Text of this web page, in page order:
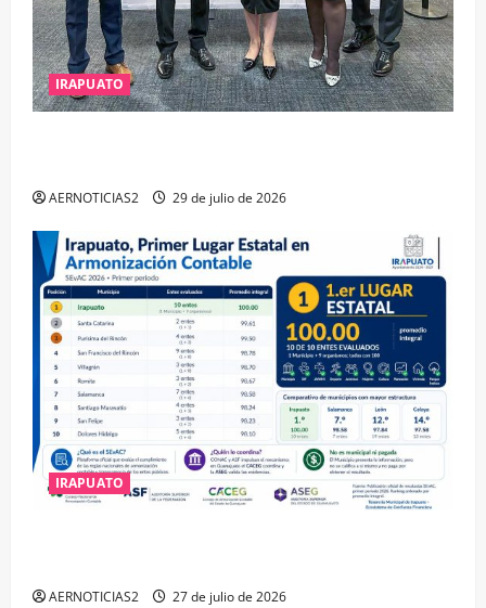
IRAPUATO
AERNOTICIAS2 29 de julio de 2026
IRAPUATO
AERNOTICIAS2 27 de julio de 2026